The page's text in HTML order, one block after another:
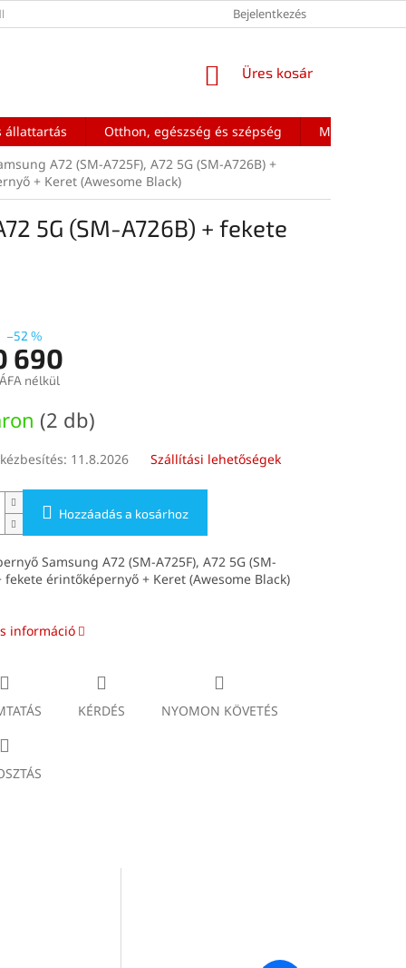
FELTÉTELEI Bejelentkezés
KOSÁR
Üres kosár
állattartás Otthon, egészség és szépség
Mobiltelefon
A72 (SM-A725F), A72 5G (SM-A726B) +
+ Keret (Awesome Black)
5G (SM-A726B) + fekete
–52 %
690
nélkül
(2 db)
11.8.2026 Szállítási lehetőségek
Hozzáadás a kosárhoz
Samsung A72 (SM-A725F), A72 5G (SM-
fekete érintőképernyő + Keret (Awesome Black)
információ
KÉRDÉS NYOMON KÖVETÉS